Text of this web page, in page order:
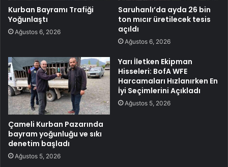
Kurban Bayramı Trafiği
Yoğunlaştı
Ağustos 6, 2026
Saruhanlı’da ayda 26 bin
ton mıcır üretilecek tesis
açıldı
Ağustos 6, 2026
Çameli Kurban Pazarında
bayram yoğunluğu ve sıkı
denetim başladı
Ağustos 5, 2026
Yarı İletken Ekipman
Hisseleri: BofA WFE
Harcamaları Hızlanırken En
İyi Seçimlerini Açıkladı
Ağustos 5, 2026